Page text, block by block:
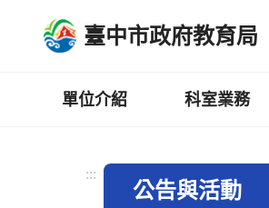
臺中市政府教育局
單位介紹 科室業務
:::
公告與活動